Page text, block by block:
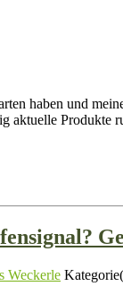
haben und
aktuelle Produkte
Weckerle